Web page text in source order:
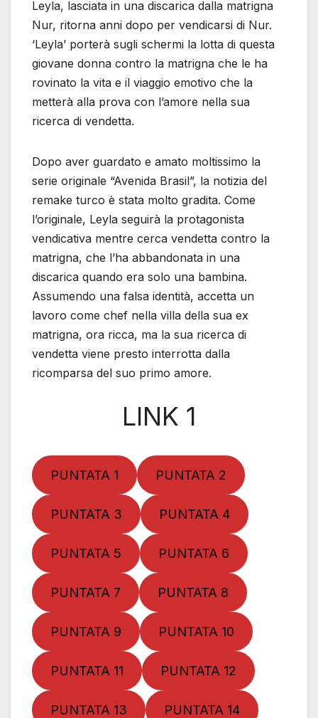
Leyla, lasciata in una discarica dalla matrigna
Nur, ritorna anni dopo per vendicarsi di Nur.
‘Leyla’ porterà sugli schermi la lotta di questa
giovane donna contro la matrigna che le ha
rovinato la vita e il viaggio emotivo che la
metterà alla prova con l’amore nella sua
ricerca di vendetta.
Dopo aver guardato e amato moltissimo la
serie originale “Avenida Brasil”, la notizia del
remake turco è stata molto gradita. Come
l’originale, Leyla seguirà la protagonista
vendicativa mentre cerca vendetta contro la
matrigna, che l’ha abbandonata in una
discarica quando era solo una bambina.
Assumendo una falsa identità, accetta un
lavoro come chef nella villa della sua ex
matrigna, ora ricca, ma la sua ricerca di
vendetta viene presto interrotta dalla
ricomparsa del suo primo amore.
LINK 1
PUNTATA 1 PUNTATA 2
PUNTATA 3 PUNTATA 4
PUNTATA 5 PUNTATA 6
PUNTATA 7 PUNTATA 8
PUNTATA 9 PUNTATA 10
PUNTATA 11 PUNTATA 12
PUNTATA 13 PUNTATA 14